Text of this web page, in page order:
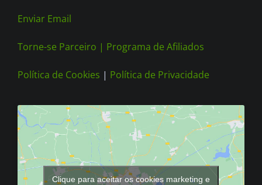
Enviar Email
Torne-se Parceiro | Programa de Afiliados
Política de Cookies | Política de Privacidade
Clique para aceitar os cookies marketing e